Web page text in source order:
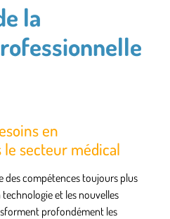
la
en
secteur médical
descompétences toujours plus
technologie et les nouvelles
profondément les